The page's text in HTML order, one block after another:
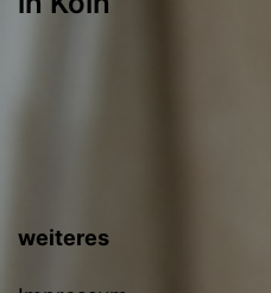
weiteres